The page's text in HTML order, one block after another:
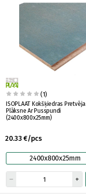
(1)
ISOPLAAT Kokšķiedras Pretvēja
Plāksne Ar Pusspundi
(2400x800x25mm)
20.33 €/pcs
2400x800x25mm